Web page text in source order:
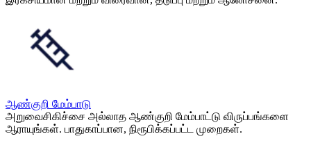
ஆண்குறி மேம்பாடு
அறுவைசிகிச்சை அல்லாத ஆண்குறி மேம்பாட்டு விருப்பங்களை
ஆராயுங்கள். பாதுகாப்பான, நிரூபிக்கப்பட்ட முறைகள்.